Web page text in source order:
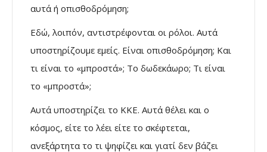
αυτά ή οπισθοδρόμηση;
Εδώ, λοιπόν, αντιστρέφονται οι ρόλοι. Αυτά
υποστηρίζουμε εμείς. Είναι οπισθοδρόμηση; Και
τι είναι το «μπροστά»; Το δωδεκάωρο; Τι είναι
το «μπροστά»;
Αυτά υποστηρίζει το ΚΚΕ. Αυτά θέλει και ο
κόσμος, είτε το λέει είτε το σκέφτεται,
ανεξάρτητα το τι ψηφίζει και γιατί δεν βάζει